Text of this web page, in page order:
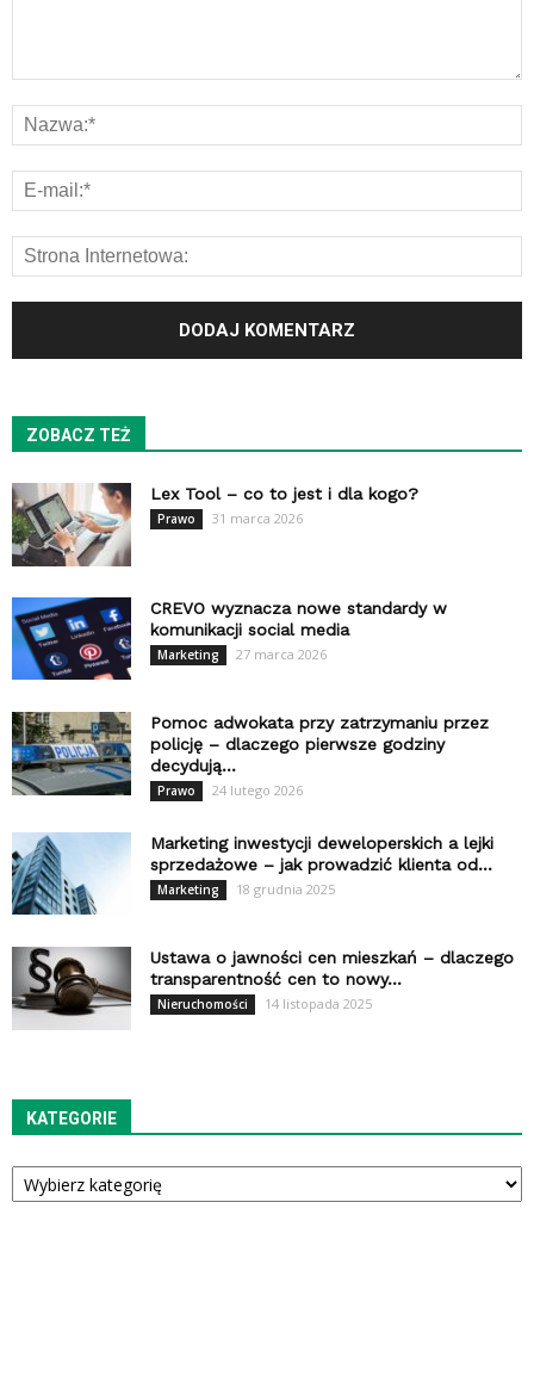
ZOBACZ TEŻ
Lex Tool – co to jest i dla kogo?
Prawo 31 marca 2026
CREVO wyznacza nowe standardy w
komunikacji social media
Marketing 27 marca 2026
Pomoc adwokata przy zatrzymaniu przez
policję – dlaczego pierwsze godziny
decydują...
Prawo 24 lutego 2026
Marketing inwestycji deweloperskich a lejki
sprzedażowe – jak prowadzić klienta od...
Marketing 18 grudnia 2025
Ustawa o jawności cen mieszkań – dlaczego
transparentność cen to nowy...
Nieruchomości 14 listopada 2025
KATEGORIE
Kategorie